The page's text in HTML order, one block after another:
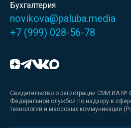
Бухгалтерия
novikova@paluba.media
+7 (999) 028-56-78
Свидетельство о регистрации СМИ ИА №
Федеральной службой по надзору в
технологий и массовых коммуникаций